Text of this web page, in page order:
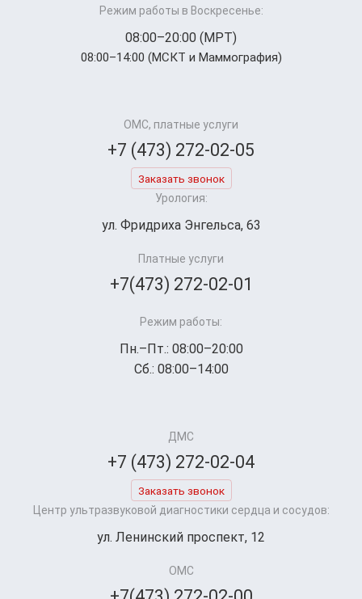
Режим работы в Воскресенье:
08:00–20:00 (МРТ)
08:00–14:00 (МСКТ и Маммография)
ОМС, платные услуги
+7 (473) 272-02-05
Заказать звонок
Урология:
ул. Фридриха Энгельса, 63
Платные услуги
+7(473) 272-02-01
Режим работы:
Пн.–Пт.: 08:00–20:00
Сб.: 08:00–14:00
ДМС
+7 (473) 272-02-04
Заказать звонок
Центр ультразвуковой диагностики сердца и сосудов:
ул. Ленинский проспект, 12
ОМС